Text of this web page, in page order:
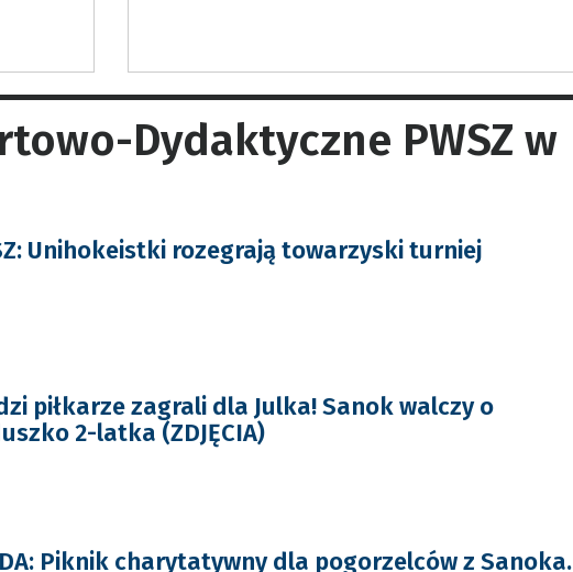
Dydaktyczne PWSZ w
Unihokeistki rozegrają towarzyski turniej
piłkarze zagrali dla Julka! Sanok walczy o
2-latka (ZDJĘCIA)
Piknik charytatywny dla pogorzelców z Sanoka.